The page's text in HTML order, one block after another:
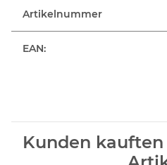
Artikelnummer
EAN:
Kunden